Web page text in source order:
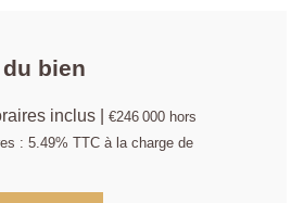
bien
inclus €246 000 hors
: 5.49% TTC à la charge de